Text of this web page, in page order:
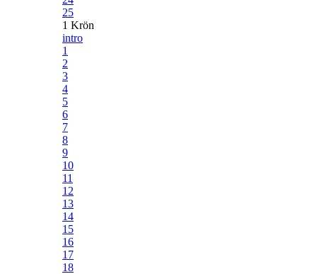
25
1 Krön
intro
1
2
3
4
5
6
7
8
9
10
11
12
13
14
15
16
17
18